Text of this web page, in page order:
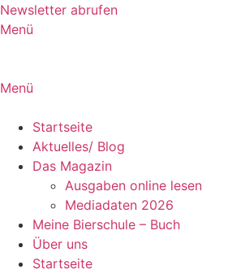
Zum
Inhalt
Newsletter abrufen
Menü
Menü
Startseite
Aktuelles/ Blog
Das Magazin
Ausgaben online lesen
Mediadaten 2026
Meine Bierschule – Buch
Über uns
Startseite